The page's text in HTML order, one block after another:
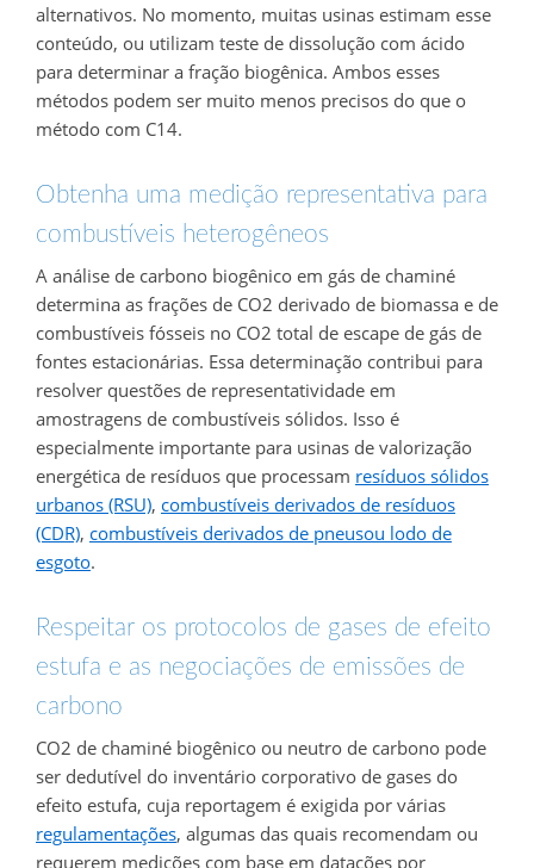
alternativos. No momento, muitas usinas estimam esse
conteúdo, ou utilizam teste de dissolução com ácido
para determinar a fração biogênica. Ambos esses
métodos podem ser muito menos precisos do que o
método com C14.
Obtenha uma medição representativa para
combustíveis heterogêneos
A análise de carbono biogênico em gás de chaminé
determina as frações de CO2 derivado de biomassa e de
combustíveis fósseis no CO2 total de escape de gás de
fontes estacionárias. Essa determinação contribui para
resolver questões de representatividade em
amostragens de combustíveis sólidos. Isso é
especialmente importante para usinas de valorização
energética de resíduos que processam resíduos sólidos
urbanos (RSU), combustíveis derivados de resíduos
(CDR), combustíveis derivados de pneusou lodo de
esgoto.
Respeitar os protocolos de gases de efeito
estufa e as negociações de emissões de
carbono
CO2 de chaminé biogênico ou neutro de carbono pode
ser dedutível do inventário corporativo de gases do
efeito estufa, cuja reportagem é exigida por várias
regulamentações, algumas das quais recomendam ou
requerem medições com base em datações por